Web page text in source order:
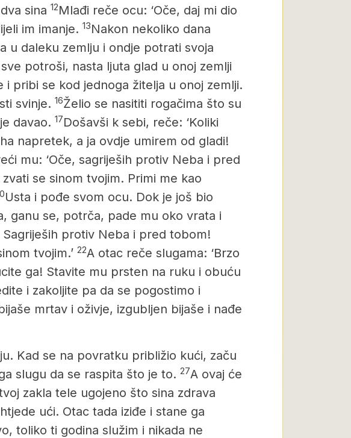
sina 12Mlađi reče ocu: ‘Oče, daj mi dio
im imanje. 13Nakon nekoliko dana
u daleku zemlju i ondje potrati svoja
potroši, nasta ljuta glad u onoj zemlji
i pribi se kod jednoga žitelja u onoj zemlji.
svinje. 16Želio se nasititi rogačima što su
davao. 17Došavši k sebi, reče: ‘Koliki
napretek, a ja ovdje umirem od gladi!
mu: ‘Oče, sagriješih protiv Neba i pred
se sinom tvojim. Primi me kao
Usta i pođe svom ocu. Dok je još bio
ganu se, potrča, pade mu oko vrata i
Sagriješih protiv Neba i pred tobom!
tvojim.’ 22A otac reče slugama: ‘Brzo
ga! Stavite mu prsten na ruku i obuću
i zakoljite pa da se pogostimo i
mrtav i oživje, izgubljen bijaše i nađe
Kad se na povratku približio kući, začu
slugu da se raspita što je to. 27A ovaj će
zakla tele ugojeno što sina zdrava
ući. Otac tada iziđe i stane ga
toliko ti godina služim i nikada ne